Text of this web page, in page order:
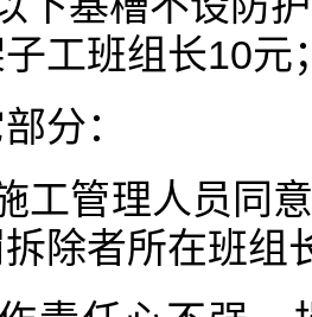
工班组长10元
分：
工管理人员同
除者所在班组